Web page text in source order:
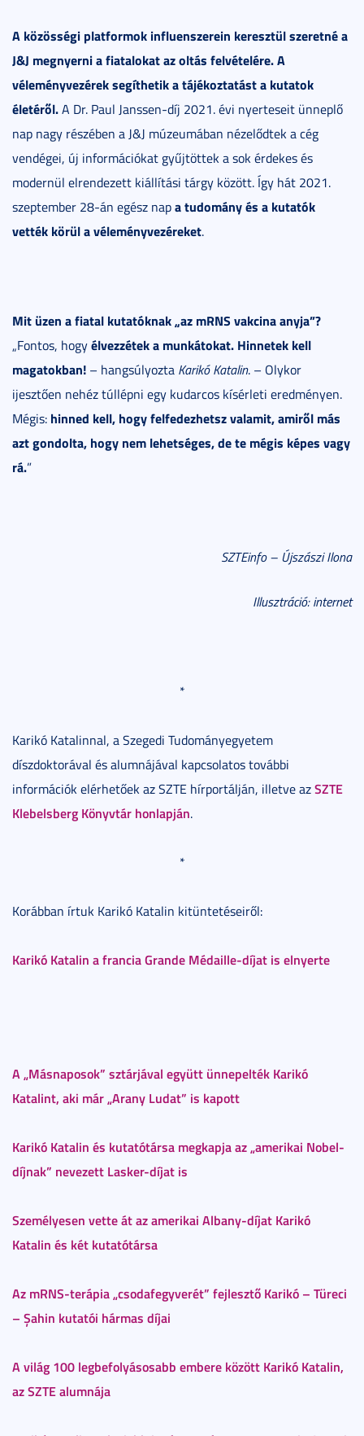
A közösségi platformok influenszerein keresztül szeretné a
J&J megnyerni a fiatalokat az oltás felvételére. A
véleményvezérek segíthetik a tájékoztatást a kutatok
életéről.A Dr. Paul Janssen-díj 2021. évi nyerteseit ünneplő
nap nagy részében a J&J múzeumában nézelődtek a cég
vendégei, új információkat gyűjtöttek a sok érdekes és
modernül elrendezett kiállítási tárgy között. Így hát 2021.
szeptember 28-án egész napa tudomány és a kutatók
vették körül a véleményvezéreket.
Mit üzen a fiatal kutatóknak „az mRNS vakcina anyja”?
„Fontos, hogyélvezzétek a munkátokat. Hinnetek kell
magatokban! – hangsúlyozta Karikó Katalin. – Olykor
ijesztően nehéz túllépni egy kudarcos kísérleti eredményen.
Mégis: hinned kell, hogy felfedezhetsz valamit, amiről más
azt gondolta, hogy nem lehetséges, de te mégis képes vagy
rá.”
SZTEinfo – Újszászi Ilona
Illusztráció: internet
*
Karikó Katalinnal, a Szegedi Tudományegyetem
díszdoktorával és alumnájával kapcsolatos további
információk elérhetőek az SZTE hírportálján, illetve azSZTE
Klebelsberg Könyvtár honlapján.
*
Korábban írtuk Karikó Katalin kitüntetéseiről:
Karikó Katalin a francia Grande Médaille-díjat is elnyerte
A „Másnaposok” sztárjával együtt ünnepelték Karikó
Katalint, aki már „Arany Ludat” is kapott
Karikó Katalin és kutatótársa megkapja az „amerikai Nobel-
díjnak” nevezett Lasker-díjat is
Személyesen vette át az amerikai Albany-díjat Karikó
Katalin és két kutatótársa
Az mRNS-terápia „csodafegyverét” fejlesztő Karikó – Türeci
– Şahin kutatói hármas díjai
A világ 100 legbefolyásosabb embere között Karikó Katalin,
az SZTE alumnája